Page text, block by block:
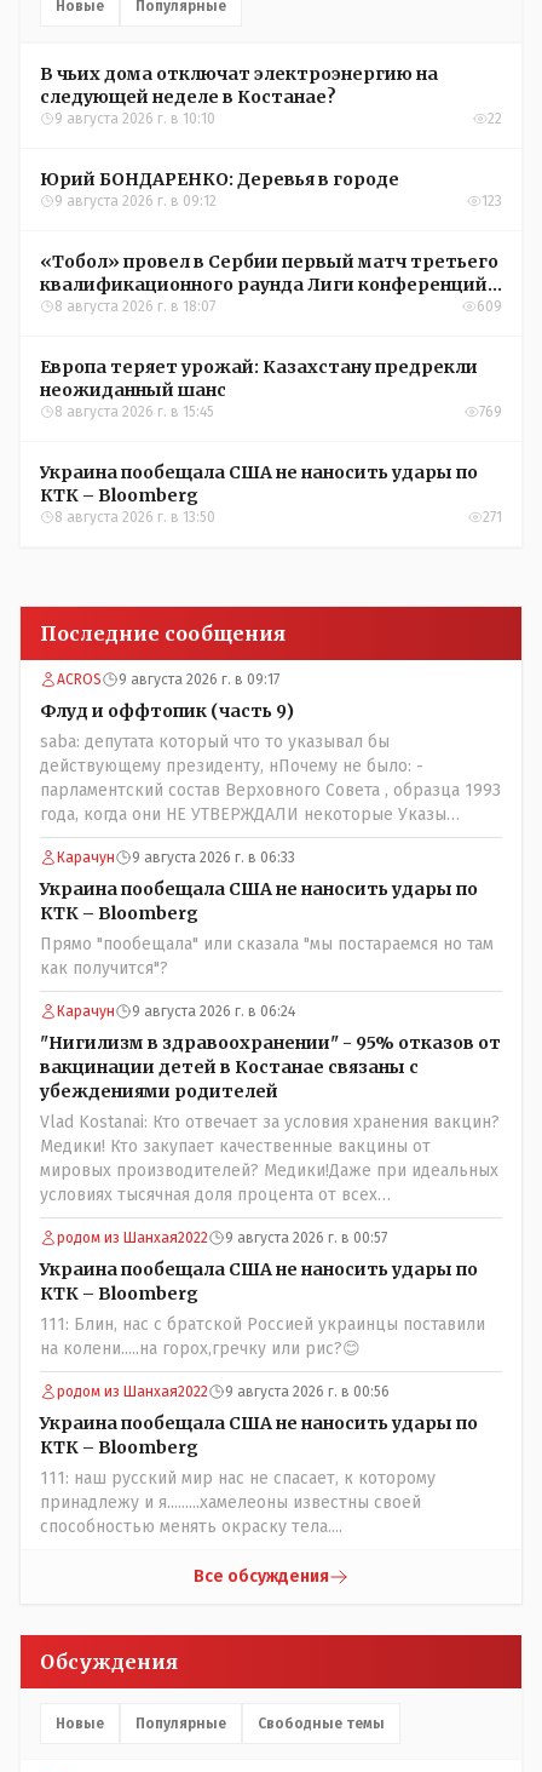
Новые Популярные
В чьих дома отключат электроэнергию на
следующей неделе в Костанае?
9 августа 2026 г. в 10:10 22
Юрий БОНДАРЕНКО: Деревья в городе
9 августа 2026 г. в 09:12 123
«Тобол» провел в Сербии первый матч третьего
квалификационного раунда Лиги конференций
УЕФА
8 августа 2026 г. в 18:07 609
Европа теряет урожай: Казахстану предрекли
неожиданный шанс
8 августа 2026 г. в 15:45 769
Украина пообещала США не наносить удары по
КТК – Bloomberg
8 августа 2026 г. в 13:50 271
Последние сообщения
ACROS 9 августа 2026 г. в 09:17
Флуд и оффтопик (часть 9)
saba: депутата который что то указывал бы
действующему президенту, нПочему не было: -
парламентский состав Верховного Совета , образца 1993
года, когда они НЕ УТВЕРЖДАЛИ некоторые Указы
Назарбаева, особенно в части выборов и перевыборов и
некоторых вопросах внутренней политики, и тогда
Назарбай волевым Указом РАСПУСТИЛ этот бунтарский
состав. Имя - Серикболсын Абдильдин вам знакомо -
юывший секретарь ЦК КП Казахстана , впоследствии -
депутат Верховного Совета и Мажлиса и Председатель
партии коммунстов- он в то время и после и причём
НЕОДНОКРАТНО, указывал и многократно на недостатки
Назарбая и предлагал ему самому ДОБРОВОЛЬНО уйти с
поста Президента.
Карачун 9 августа 2026 г. в 06:33
Украина пообещала США не наносить удары по
КТК – Bloomberg
Прямо "пообещала" или сказала "мы постараемся но там
как получится"?
Карачун 9 августа 2026 г. в 06:24
"Нигилизм в здравоохранении" - 95% отказов от
вакцинации детей в Костанае связаны с
убеждениями родителей
Vlad Kostanai: Кто отвечает за условия хранения вакцин?
Медики! Кто закупает качественные вакцины от
мировых производителей? Медики!Даже при идеальных
условиях тысячная доля процента от всех
вакцинированных может иметь плохие последствия от
прививки. Бумага нужна как защита от дол.....бов не
дружащих с школьными курсами предметов, в
частности биологии и математики. Vlad Kostanai: Поэтому
люди и отказываются и я в том числе своих не
прививал.Лично я вам и тем другим людям благодарен.
Добровольные действия направленные на сокращение
частотности появления в популяции соответствующих
комбинаций генов заслуживают благодарности. Мы и
без того основательно загубили нормальный
естественный отбор.
родом из Шанхая2022 9 августа 2026 г. в 00:57
Украина пообещала США не наносить удары по
КТК – Bloomberg
111: Блин, нас с братской Россией украинцы поставили
на колени.....на горох,гречку или рис?😊
родом из Шанхая2022 9 августа 2026 г. в 00:56
Украина пообещала США не наносить удары по
КТК – Bloomberg
111: наш русский мир нас не спасает, к которому
принадлежу и я.........хамелеоны известны своей
способностью менять окраску тела....
Все обсуждения
Обсуждения
Новые Популярные Свободные темы